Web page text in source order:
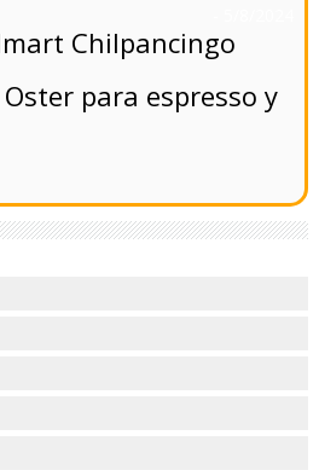
Chilpancingo
para espresso y